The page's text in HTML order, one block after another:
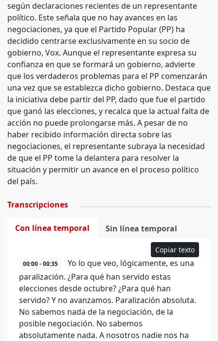
según declaraciones recientes de un representante
político. Este señala que no hay avances en las
negociaciones, ya que el Partido Popular (PP) ha
decidido centrarse exclusivamente en su socio de
gobierno, Vox. Aunque el representante expresa su
confianza en que se formará un gobierno, advierte
que los verdaderos problemas para el PP comenzarán
una vez que se establezca dicho gobierno. Destaca que
la iniciativa debe partir del PP, dado que fue el partido
que ganó las elecciones, y recalca que la actual falta de
acción no puede prolongarse más. A pesar de no
haber recibido información directa sobre las
negociaciones, el representante subraya la necesidad
de que el PP tome la delantera para resolver la
situación y permitir un avance en el proceso político
del país.
Transcripciones
Con línea temporal Sin línea temporal
Copiar texto
00:00 - 00:35
Yo lo que veo, lógicamente, es una
paralización. ¿Para qué han servido estas
elecciones desde octubre? ¿Para qué han
servido? Y no avanzamos. Paralización absoluta.
No sabemos nada de la negociación, de la
posible negociación. No sabemos
absolutamente nada. A nosotros nadie nos ha